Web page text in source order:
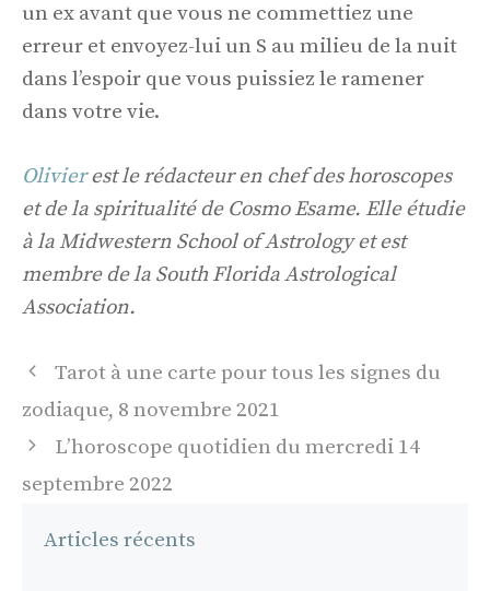
un ex avant que vous ne commettiez une
erreur et envoyez-lui un S au milieu de la nuit
dans l’espoir que vous puissiez le ramener
dans votre vie.
Olivierest le rédacteur en chef des horoscopes
et de la spiritualité de Cosmo Esame. Elle étudie
à la Midwestern School of Astrology et est
membre de la South Florida Astrological
Association.
Navigation
des
Tarot à une carte pour tous les signes du
zodiaque, 8 novembre 2021
L’horoscope quotidien du mercredi 14
septembre 2022
Articles récents